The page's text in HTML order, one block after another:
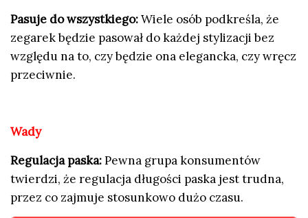
Pasuje do wszystkiego:Wiele osób podkreśla, że
zegarek będzie pasował do każdej stylizacji bez
względu na to, czy będzie ona elegancka, czy wręcz
przeciwnie.
Wady
Regulacja paska:Pewna grupa konsumentów
twierdzi, że regulacja długości paska jest trudna,
przez co zajmuje stosunkowo dużo czasu.